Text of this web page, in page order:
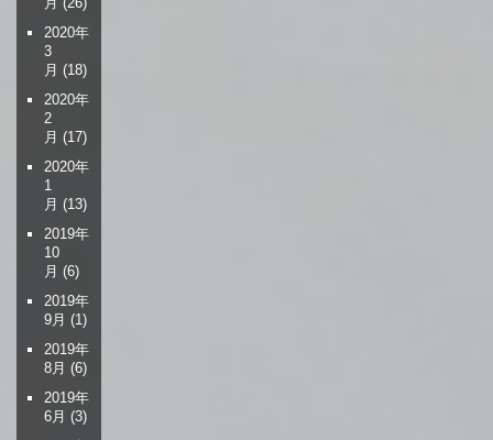
2020年
3
月 (18)
2020年
2
月 (17)
2020年
1
月 (13)
2019年
10
月 (6)
2019年
9月 (1)
2019年
8月 (6)
2019年
6月 (3)